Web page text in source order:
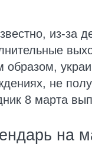
из-за
образом,
не
8 марта
на